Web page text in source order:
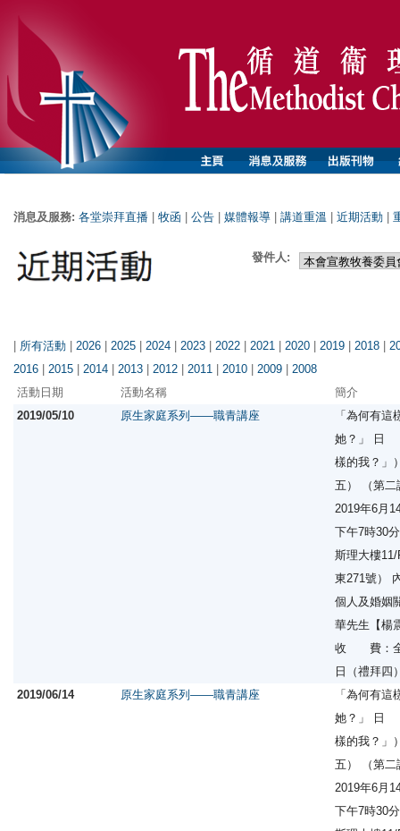
消息及服務: 各堂崇拜直播 牧函 公告 媒體報導 講道重溫 近期活動
發件人:
| 所有活動 | 2026 | 2025 | 2024 | 2023 | 2022 | 2021 | 2020 | 2019 | 2018 |
2016 | 2015 | 2014 | 2013 | 2012 | 2011 | 2010 | 2009 | 2008
活動日期
活動名稱
簡介
2019/05/10
原生家庭系列——職青講座
「為何有
她？」 日
樣的我？」
五） （第二
2019年6
下午7時30
斯理大樓
東271號）
個人及婚姻
華先生【楊
收 費：全
日（禮拜
2019/06/14
原生家庭系列——職青講座
「為何有
她？」 日
樣的我？」
五） （第二
2019年6
下午7時30